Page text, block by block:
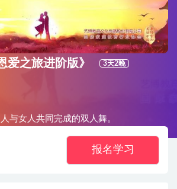
爱之旅进阶版》 3天2晚
与女人共同完成的双人舞。
报名学习